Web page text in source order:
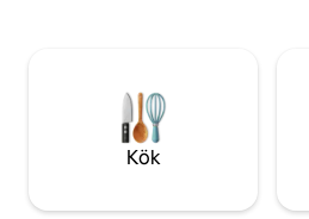
kommer att tillhandahållas som kan
användas som de kan tänkas
Kök